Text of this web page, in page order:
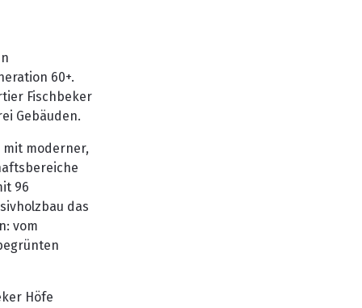
60+.
Fischbeker
Gebäuden.
mit moderner,
96
das
vom
Höfe